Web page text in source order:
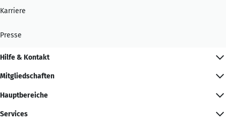
Karriere
Presse
Hilfe & Kontakt
Mitgliedschaften
Hauptbereiche
Services